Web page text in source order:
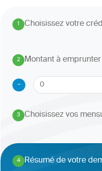
1. Choisissez votre
2
.
Montant à emprunter
-
3
. Choisissez vos
4
. Résumé de votre